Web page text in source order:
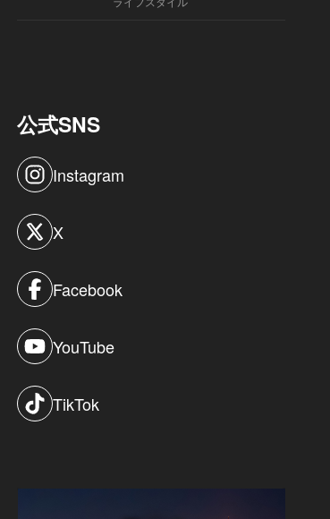
公式SNS
Instagram
X
Facebook
YouTube
TikTok